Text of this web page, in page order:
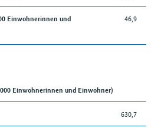
Einwohnerinnen und
46,9
Einwohnerinnen und Einwohner)
630,7